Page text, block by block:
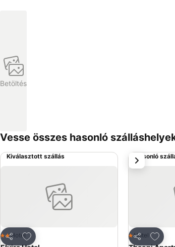
Betöltés
Vesse összes hasonló
Kiválasztott szállás
Megosztás
Hozzáadás a kedvencekhez
2 Kategória
Hotel
Hasonló
Megosztás
1 Kategória
Hotel
következő